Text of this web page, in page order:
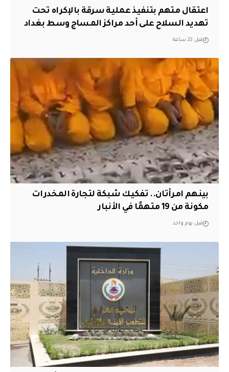
اعتقال متهم بتنفيذ عملية سرقة بالإكراه تحت
تهديد السلاح على أحد مراكز المساج وسط بغداد
قبل 22 ساعة
بينهم امرأتان.. تفكيك شبكة لتجارة المخدرات
مكونة من 19 متهمًا في الأنبار
قبل يوم واحد